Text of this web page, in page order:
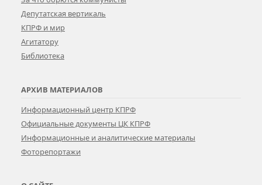
Депутатская вертикаль
КПРФ и мир
Агитатору
Библиотека
АРХИВ МАТЕРИАЛОВ
Информационный центр КПРФ
Официальные документы ЦК КПРФ
Информационные и аналитические материалы
Фоторепортажи